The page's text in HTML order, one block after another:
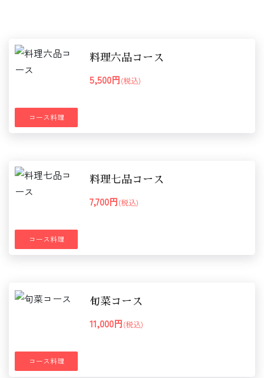
コース料理
料理六品コース
5,500円(税込)
コース料理
料理七品コース
7,700円(税込)
コース料理
旬菜コース
11,000円(税込)